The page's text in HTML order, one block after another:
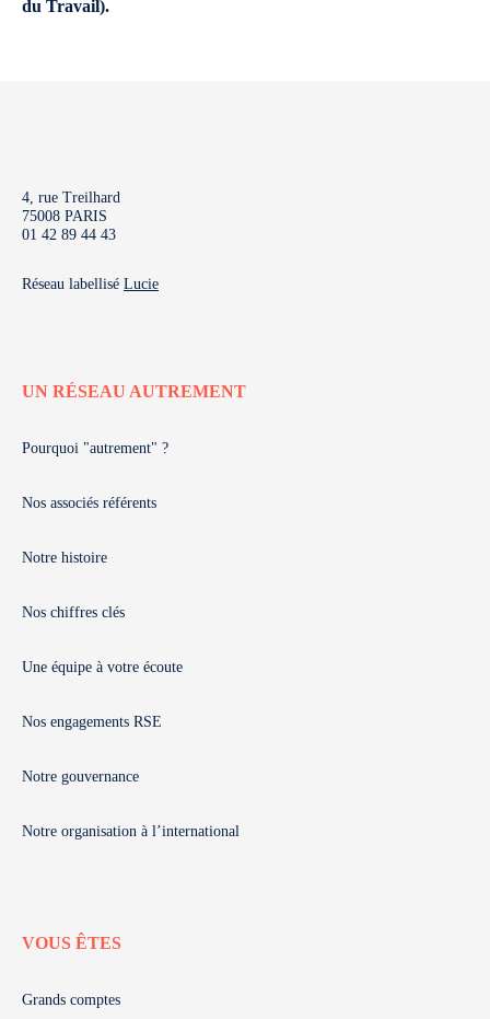
du Travail).
4, rue Treilhard
75008 PARIS
01 42 89 44 43
Réseau labellisé Lucie
UN RÉSEAU AUTREMENT
Pourquoi "autrement" ?
Nos associés référents
Notre histoire
Nos chiffres clés
Une équipe à votre écoute
Nos engagements RSE
Notre gouvernance
Notre organisation à l’international
VOUS ÊTES
Grands comptes